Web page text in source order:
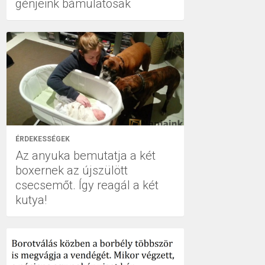
génjeink bámulatosak
ÉRDEKESSÉGEK
Az anyuka bemutatja a két
boxernek az újszülött
csecsemőt. Így reagál a két
kutya!